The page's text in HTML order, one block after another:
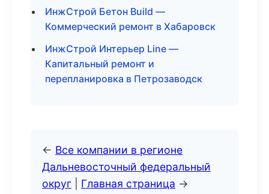
ИнжСтрой Бетон Build —
Коммерческий ремонт в Хабаровск
ИнжСтрой Интерьер Line —
Капитальный ремонт и
перепланировка в Петрозаводск
← Все компании в регионе
Дальневосточный федеральный
округ
Главная страница →